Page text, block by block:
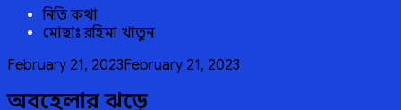
এমন
অদ্ভুত
নিতি কথা
মোছাঃ রহিমা খাতুন
Posted
February 21, 2023February 21, 2023
অবহেলার ঝড়ে